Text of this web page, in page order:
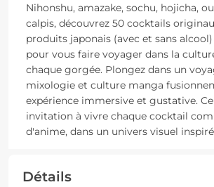
Nihonshu, amazake, sochu, hojicha,
calpis, découvrez 50 cocktails
produits japonais (avec et sans
pour vous faire voyager dans la
chaque gorgée. Plongez dans un
mixologie et culture manga
expérience immersive et gustative.
invitation à vivre chaque cocktail
d'anime, dans un univers visuel
Détails